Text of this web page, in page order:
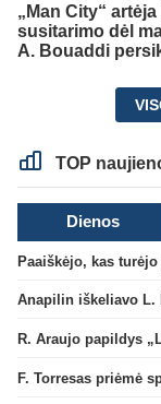
„Man City“
susitarimo dėl
A. Bouaddi
TOP
Dienos
Anapilin iškeliavo L.
R. Araujo papildys
F. Torresas priėmė